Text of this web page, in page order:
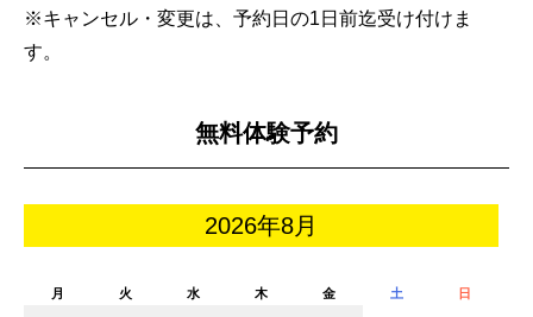
※キャンセル・変更は、予約日の1日前迄受け付けま
す。
無料体験予約
2026年8月
月 火 水 木 金 土 日